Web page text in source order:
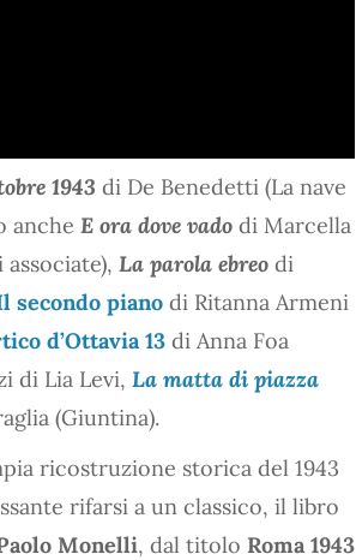
1943 di De Benedetti (La nave
anche E ora dove vado di Marcella
La parola ebreo di
secondo piano di Ritanna Armeni
d’Ottavia 13 di Anna Foa
di Lia Levi, La matta di piazza
(Giuntina).
ricostruzione storica del 1943
rifarsi a un classico, il libro
Monelli, dal titolo Roma 1943